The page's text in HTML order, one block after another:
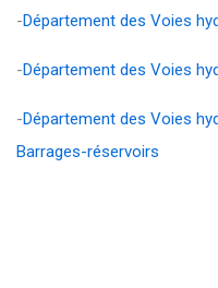
-Département des Voies
-Département des Voies
-Département des Voies
Barrages-réservoirs